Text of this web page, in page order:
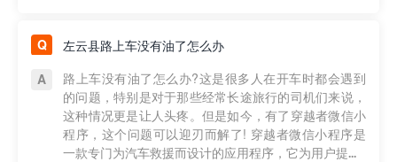
左云县路上车没有油了怎么办
路上车没有油了怎么办?这是很多人在开车时都会遇到
的问题，特别是对于那些经常长途旅行的司机们来说，
这种情况更是让人头疼。但是如今，有了穿越者微信小
程序，这个问题可以迎刃而解了! 穿越者微信小程序是
一款专门为汽车救援而设计的应用程序，它为用户提...